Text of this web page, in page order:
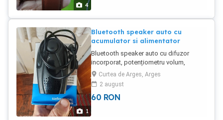
4
1
Bluetooth speaker auto cu
acumulator si alimentator
Bluetooth speaker auto cu difuzor
incorporat, potențiometru volum,
acumulator incorporat, alimentator
bricheta. Preia apelurile de oe telefon,
se aude tare si clar in funcție de volumul
setat.
Curtea de Arges, Arges
2 august
60 RON